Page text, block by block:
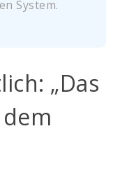
System.
„Das